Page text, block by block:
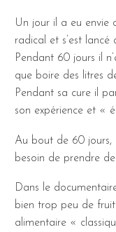
Un jour il a eu envie
radical et s’est
Pendant 60 jours il
que boire des litres
Pendant sa cure il
son expérience et «
Au bout de 60 jours,
besoin de prendre
Dans le
bien trop peu de
alimentaire «